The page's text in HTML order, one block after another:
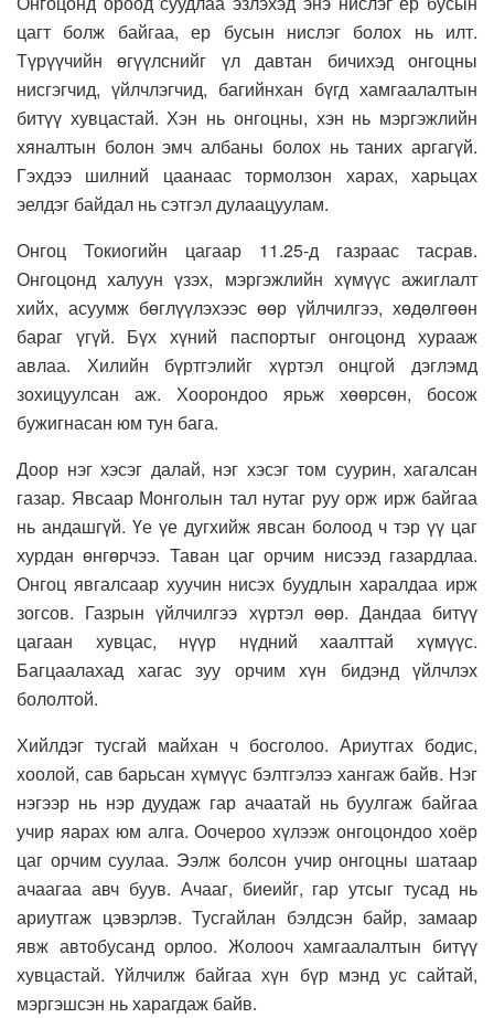
цагт болж байгаа, ер бусын нислэг болох нь илт.
Түрүүчийн өгүүлснийг үл давтан бичихэд онгоцны
нисгэгчид, үйлчлэгчид, багийнхан бүгд хамгаалалтын
битүү хувцастай. Хэн нь онгоцны, хэн нь мэргэжлийн
хяналтын болон эмч албаны болох нь таних аргагүй.
Гэхдээ шилний цаанаас тормолзон харах, харьцах
эелдэг байдал нь сэтгэл дулаацуулам.
Онгоц Токиогийн цагаар 11.25-д газраас тасрав.
Онгоцонд халуун үзэх, мэргэжлийн хүмүүс ажиглалт
хийх, асуумж бөглүүлэхээс өөр үйлчилгээ, хөдөлгөөн
бараг үгүй. Бүх хүний паспортыг онгоцонд хурааж
авлаа. Хилийн бүртгэлийг хүртэл онцгой дэглэмд
зохицуулсан аж. Хоорондоо ярьж хөөрсөн, босож
бужигнасан юм тун бага.
Доор нэг хэсэг далай, нэг хэсэг том суурин, хагалсан
газар. Явсаар Монголын тал нутаг руу орж ирж байгаа
нь андашгүй. Үе үе дугхийж явсан болоод ч тэр үү цаг
хурдан өнгөрчээ. Таван цаг орчим нисээд газардлаа.
Онгоц явгалсаар хуучин нисэх буудлын харалдаа ирж
зогсов. Газрын үйлчилгээ хүртэл өөр. Дандаа битүү
цагаан хувцас, нүүр нүдний хаалттай хүмүүс.
Багцаалахад хагас зуу орчим хүн бидэнд үйлчлэх
бололтой.
Хийлдэг тусгай майхан ч босголоо. Ариутгах бодис,
хоолой, сав барьсан хүмүүс бэлтгэлээ хангаж байв. Нэг
нэгээр нь нэр дуудаж гар ачаатай нь буулгаж байгаа
учир яарах юм алга. Оочероо хүлээж онгоцондоо хоёр
цаг орчим суулаа. Ээлж болсон учир онгоцны шатаар
ачаагаа авч буув. Ачааг, биеийг, гар утсыг тусад нь
ариутгаж цэвэрлэв. Тусгайлан бэлдсэн байр, замаар
явж автобусанд орлоо. Жолооч хамгаалалтын битүү
хувцастай. Үйлчилж байгаа хүн бүр мэнд ус сайтай,
мэргэшсэн нь харагдаж байв.